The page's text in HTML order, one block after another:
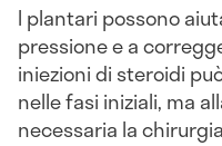
I plantari possono
pressione e a
iniezioni di steroidi
nelle fasi iniziali, ma
necessaria la